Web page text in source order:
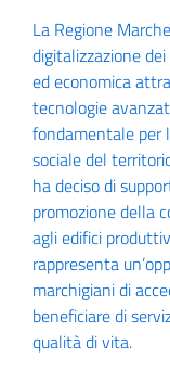
La Regione
digitalizzazione
ed economica
tecnologie
fondamentale per
sociale del
ha deciso di
promozione della
agli edifici
rappresenta
marchigiani di
beneficiare di
qualità di vita.